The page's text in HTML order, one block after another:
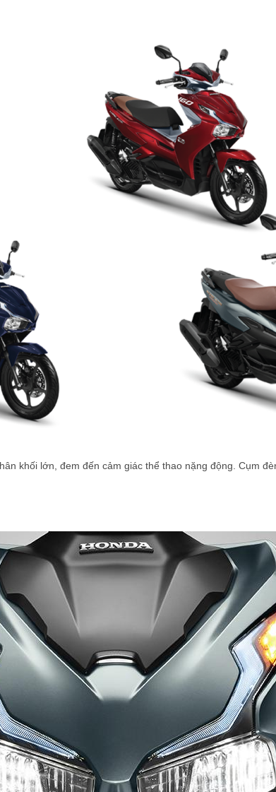
khối lớn, đem đến cảm giác thể thao nặng động. Cụm